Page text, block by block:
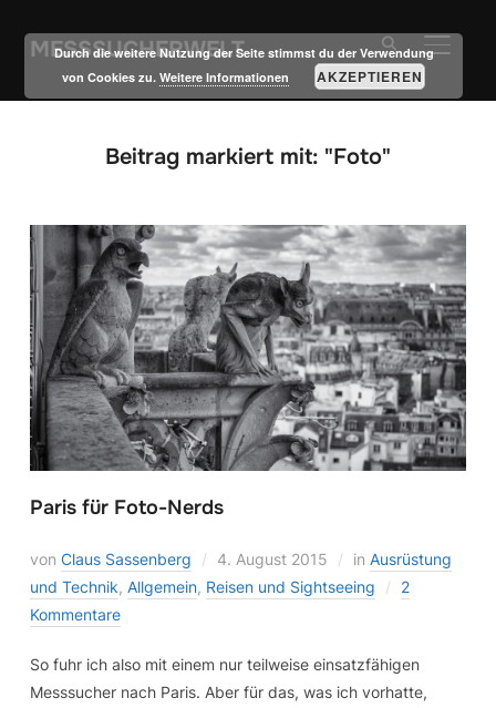
MESSSUCHERWELT
Beitrag markiert mit: "Foto"
Paris für Foto-Nerds
von Claus Sassenberg 4. August 2015 in Ausrüstung
und Technik, Allgemein, Reisen und Sightseeing
2
Kommentare
So fuhr ich also mit einem nur teilweise einsatzfähigen
Messsucher nach Paris. Aber für das, was ich vorhatte,
Durch die weitere Nutzung der Seite stimmst du der Verwendung
von Cookies zu.Weitere Informationen AKZEPTIEREN